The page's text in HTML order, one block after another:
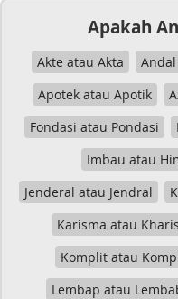
Apakah
Akte atau Akta
Apotek atau Apotik
Fondasi atau Pondasi
Imbau atau
Jenderal atau Jendral
Karisma atau
Komplit atau
Lembap atau